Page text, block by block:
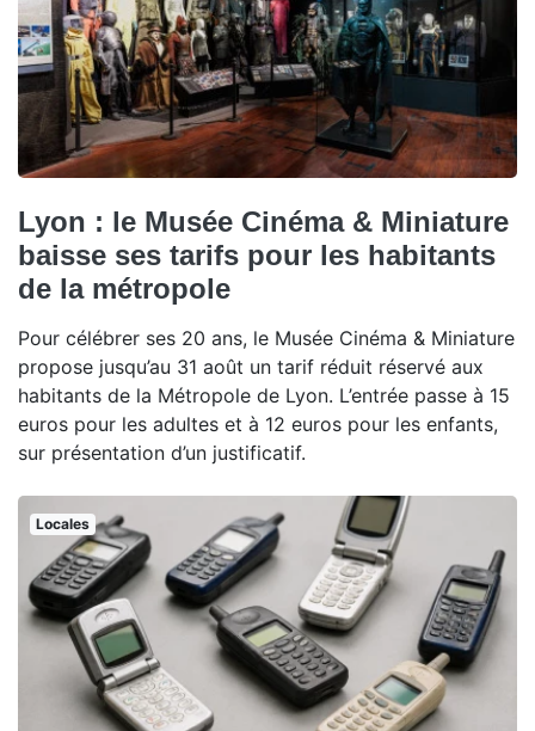
Lyon : le Musée Cinéma & Miniature
baisse ses tarifs pour les habitants
de la métropole
Pour célébrer ses 20 ans, le Musée Cinéma & Miniature
propose jusqu’au 31 août un tarif réduit réservé aux
habitants de la Métropole de Lyon. L’entrée passe à 15
euros pour les adultes et à 12 euros pour les enfants,
sur présentation d’un justificatif.
Locales